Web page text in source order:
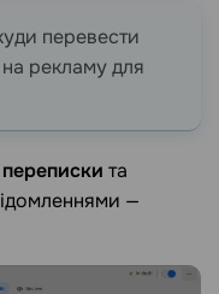
перевести
рекламу для
та
—